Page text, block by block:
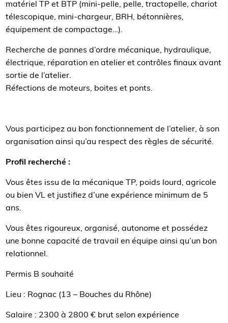
matériel TP et BTP (mini-pelle, pelle, tractopelle, chariot
télescopique, mini-chargeur, BRH, bétonnières,
équipement de compactage…).
Recherche de pannes d’ordre mécanique, hydraulique,
électrique, réparation en atelier et contrôles finaux avant
sortie de l’atelier.
Réfections de moteurs, boites et ponts.
Vous participez au bon fonctionnement de l’atelier, à son
organisation ainsi qu’au respect des règles de sécurité.
Profil recherché :
Vous êtes issu de la mécanique TP, poids lourd, agricole
ou bien VL et justifiez d’une expérience minimum de 5
ans.
Vous êtes rigoureux, organisé, autonome et possédez
une bonne capacité de travail en équipe ainsi qu’un bon
relationnel.
Permis B souhaité
Lieu : Rognac (13 – Bouches du Rhône)
Salaire : 2300 à 2800 € brut selon expérience